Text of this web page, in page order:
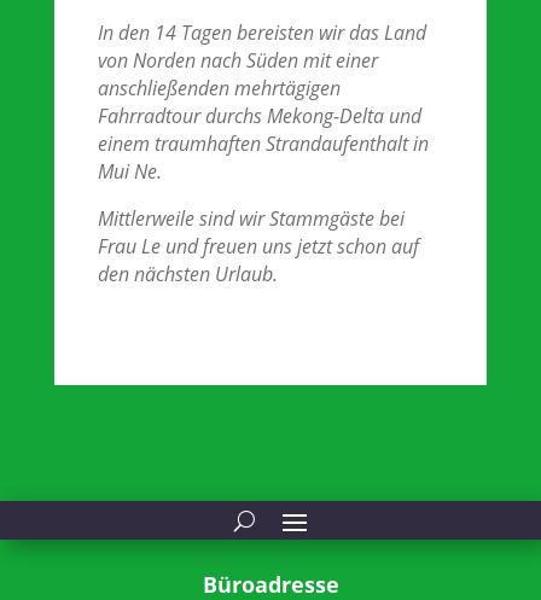
In den 14 Tagen bereisten wir das Land
von Norden nach Süden mit einer
anschließenden mehrtägigen
Fahrradtour durchs Mekong-Delta und
einem traumhaften Strandaufenthalt in
Mui Ne.
Mittlerweile sind wir Stammgäste bei
Frau Le und freuen uns jetzt schon auf
den nächsten Urlaub.
Büroadresse